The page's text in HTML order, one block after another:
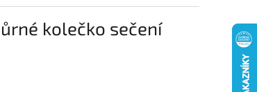
kolečko sečení